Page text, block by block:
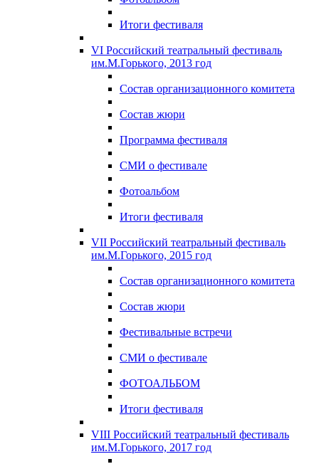
Итоги фестиваля
VI Российский театральный фестиваль
им.М.Горького, 2013 год
Состав организационного комитета
Состав жюри
Программа фестиваля
СМИ о фестивале
Фотоальбом
Итоги фестиваля
VII Российский театральный фестиваль
им.М.Горького, 2015 год
Состав организационного комитета
Состав жюри
Фестивальные встречи
СМИ о фестивале
ФОТОАЛЬБОМ
Итоги фестиваля
VIII Российский театральный фестиваль
им.М.Горького, 2017 год